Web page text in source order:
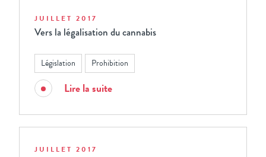
JUILLET 2017
Vers la légalisation du cannabis
Législation Prohibition
Lire la suite
JUILLET 2017